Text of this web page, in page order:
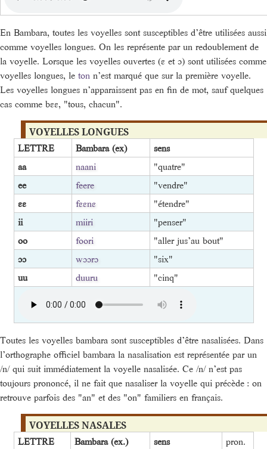
En Bambara, toutes les voyelles sont susceptibles d’être utilisées aussi
comme voyelles longues. On les représente par un redoublement de
la voyelle. Lorsque les voyelles ouvertes (ɛ et ɔ) sont utilisées comme
voyelles longues, le ton n’est marqué que sur la première voyelle.
Les voyelles longues n’apparaissent pas en fin de mot, sauf quelques
cas comme bɛɛ, "tous, chacun".
VOYELLES LONGUES
LETTRE Bambara (ex)
sens
aa
naani
"quatre"
ee
feere
"vendre"
ɛɛ
fɛɛnɛ
"étendre"
ii
miiri
"penser"
oo
foori
"aller jus’au bout"
ɔɔ
wɔɔrɔ
"six"
uu
duuru "cinq"
Toutes les voyelles bambara sont susceptibles d’être nasalisées. Dans
l’orthographe officiel bambara la nasalisation est représentée par un
/n/ qui suit immédiatement la voyelle nasalisée. Ce /n/ n’est pas
toujours prononcé, il ne fait que nasaliser la voyelle qui précède : on
retrouve parfois des "an" et des "on" familiers en français.
VOYELLES NASALES
LETTRE Bambara (ex.) sens
pron.